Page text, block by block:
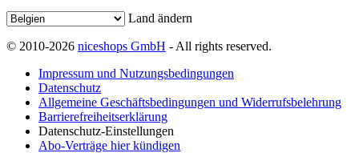
Land ändern
© 2010-2026 niceshops GmbH - All rights reserved.
Impressum und Nutzungsbedingungen
Datenschutz
Allgemeine Geschäftsbedingungen und Widerrufsbelehrung
Barrierefreiheitserklärung
Datenschutz-Einstellungen
Abo-Verträge hier kündigen